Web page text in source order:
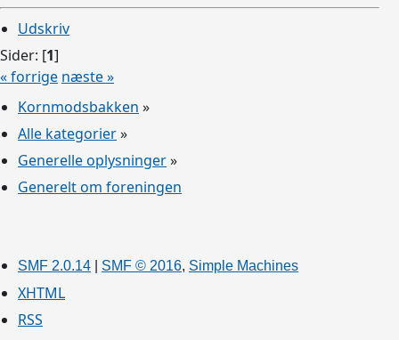
Udskriv
Sider: [1]
« forrige næste »
Kornmodsbakken »
Alle kategorier»
Generelle oplysninger»
Generelt om foreningen
SMF 2.0.14 SMF © 2016, Simple Machines
XHTML
RSS